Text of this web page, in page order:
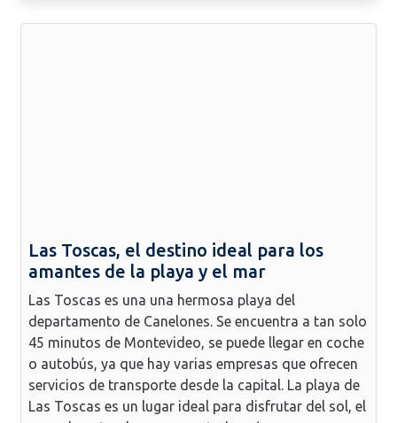
Las Toscas, el destino ideal para los
amantes de la playa y el mar
Las Toscas es una una hermosa playa del
departamento de Canelones. Se encuentra a tan solo
45 minutos de Montevideo, se puede llegar en coche
o autobús, ya que hay varias empresas que ofrecen
servicios de transporte desde la capital. La playa de
Las Toscas es un lugar ideal para disfrutar del sol, el